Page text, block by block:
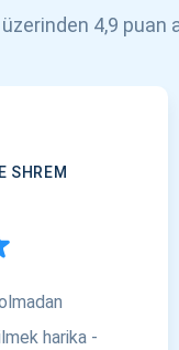
4,9 puan
SHREM
harika -